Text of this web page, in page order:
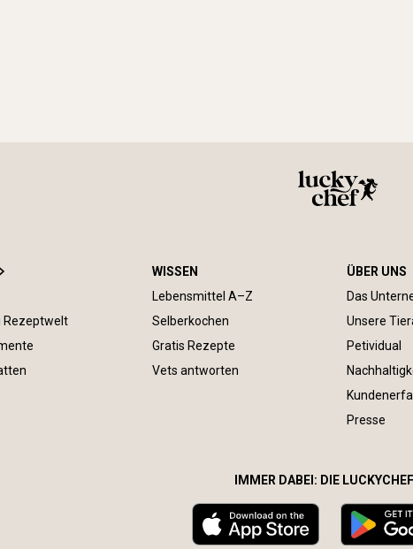
Rezeptwelt
WISSEN
Lebensmittel A–Z
Selberkochen
Gratis Rezepte
Vets antworten
ÜBER UNS
Das
Unsere
Petividual
Presse
IMMER DABEI: DIE